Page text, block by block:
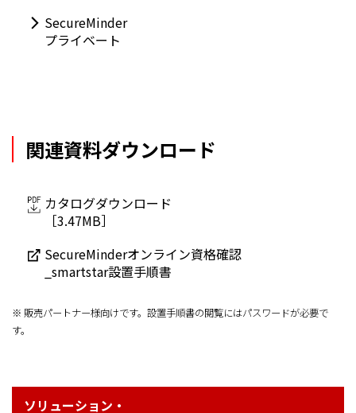
SecureMinder
プライベート
関連資料ダウンロード
カタログダウンロード
［3.47MB］
SecureMinderオンライン資格確認
_smartstar設置手順書
※ 販売パートナー様向けです。設置手順書の閲覧にはパスワードが必要で
す。
ソリューション・